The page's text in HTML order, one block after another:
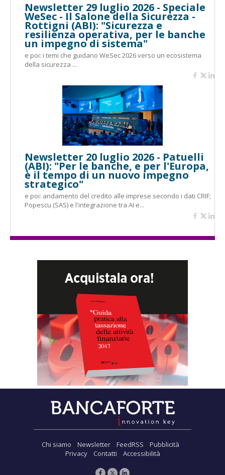
Newsletter 29 luglio 2026 - Speciale
WeSec - Il Salone della Sicurezza -
Rottigni (ABI): "Sicurezza e
resilienza operativa, per le banche
un impegno di sistema"
e poi: i temi che guidano WeSec 2026 verso un ecosistema
della sicurezza ...
Newsletter 20 luglio 2026 - Patuelli
(ABI): "Per le banche, e per l'Europa,
è il tempo di un nuovo impegno
strategico"
e poi: andamento del credito alle imprese secondo i dati CRIF;
Popescu (SAS) e l'integrazione tra AI e...
Chi siamo Newsletter FeedRSS
Pubblicità
Privacy
Contatti Accessibilità